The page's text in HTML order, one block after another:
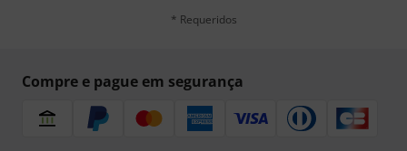
* Requeridos
Compre e pague em segurança